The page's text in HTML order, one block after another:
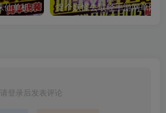
六九网单3D网游梦幻诛仙单机版14职业回合手游完整一键端GM刷元宝金钱物品
请登录后发表评论